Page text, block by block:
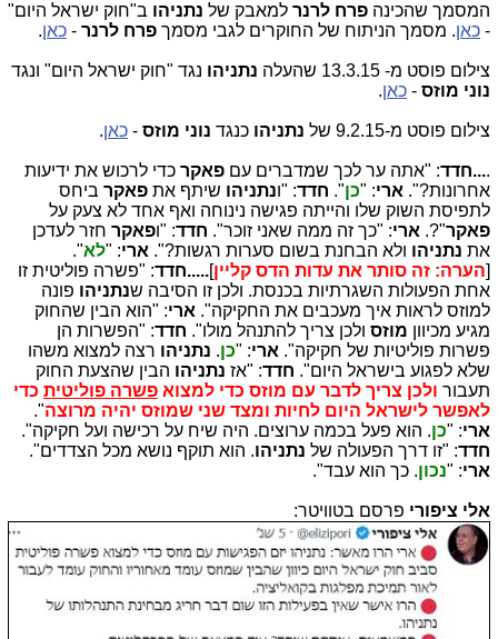
המסמך שהכינה פרח לרנר למאבק של נתניהו ב"חוק ישראל היום"
- כאן. מסמך הניתוח של החוקרים לגבי מסמך פרח לרנר - כאן.
צילום פוסט מ- 13.3.15 שהעלה נתניהו נגד "חוק ישראל היום" ונגד
נוני מוזס - כאן.
צילום פוסט מ-9.2.15 של נתניהו כנגד נוני מוזס - כאן.
....חדד: "אתה ער לכך שמדברים עם פאקר כדי לרכוש את ידיעות
אחרונות?". ארי: "כן". חדד: "ונתניהו שיתף את פאקר ביחס
לתפיסת השוק שלו והייתה פגישה נינוחה ואף אחד לא צעק על
פאקר"?. ארי: "כך זה ממה שאני זוכר". חדד: "ופאקר חזר לעדכן
את נתניהו ולא הבחנת בשום סערות רגשות?". ארי: "לא".
[הערה: זה סותר את עדות הדס קליין].....חדד: "פשרה פוליטית זו
אחת הפעולות השגרתיות בכנסת. ולכן זו הסיבה שנתניהו פונה
למוזס לראות איך מעכבים את החקיקה". ארי: "הוא הבין שהחוק
מגיע מכיוון מוזס ולכן צריך להתנהל מולו". חדד: "הפשרות הן
פשרות פוליטיות של חקיקה". ארי: "כן. נתניהו רצה למצוא משהו
שלא לפגוע בישראל היום". חדד: "אז נתניהו הבין שהצעת החוק
תעבור ולכן צריך לדבר עם מוזס כדי למצוא פשרה פוליטית כדי
לאפשר לישראל היום לחיות ומצד שני שמוזס יהיה מרוצה".
ארי: "כן. הוא פעל בכמה ערוצים. היה שיח על רכישה ועל חקיקה".
חדד: "זו דרך הפעולה של נתניהו. הוא תוקף נושא מכל הצדדים".
ארי: "נכון. כך הוא עבד".
אלי ציפורי פרסם בטוויטר: